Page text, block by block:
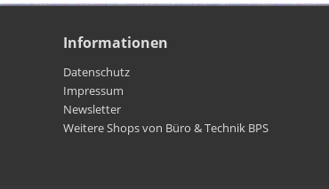
Informationen
Datenschutz
Impressum
Newsletter
Weitere Shops von Büro & Technik BPS